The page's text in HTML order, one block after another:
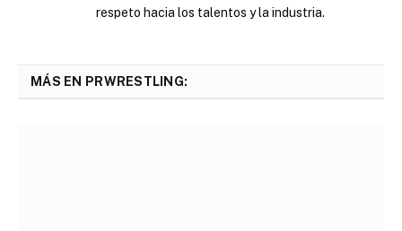
respeto hacia los talentos y la industria.
MÁS EN PRWRESTLING: